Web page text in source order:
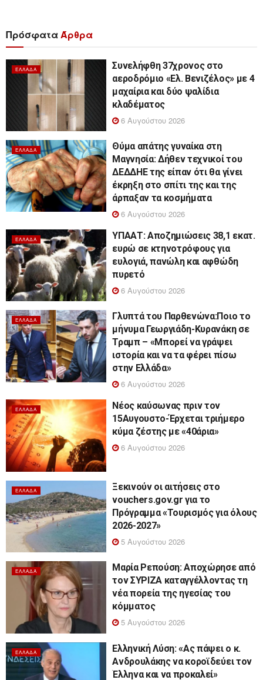
Πρόσφατα Άρθρα
ΕΛΛΆΔΑ
Συνελήφθη 37χρονος στο
αεροδρόμιο «Ελ. Βενιζέλος» με 4
μαχαίρια και δύο ψαλίδια
κλαδέματος
6 Αυγούστου 2026
ΕΛΛΆΔΑ
Θύμα απάτης γυναίκα στη
Μαγνησία: Δήθεν τεχνικοί του
ΔΕΔΔΗΕ της είπαν ότι θα γίνει
έκρηξη στο σπίτι της και της
άρπαξαν τα κοσμήματα
6 Αυγούστου 2026
ΕΛΛΆΔΑ
ΥΠΑΑΤ: Αποζημιώσεις 38,1 εκατ.
ευρώ σε κτηνοτρόφους για
ευλογιά, πανώλη και αφθώδη
πυρετό
6 Αυγούστου 2026
ΕΛΛΆΔΑ
Γλυπτά του Παρθενώνα:Ποιο το
μήνυμα Γεωργιάδη-Κυρανάκη σε
Τραμπ – «Μπορεί να γράψει
ιστορία και να τα φέρει πίσω
στην Ελλάδα»
6 Αυγούστου 2026
ΕΛΛΆΔΑ
Νέος καύσωνας πριν τον
15Αυγουστο-Έρχεται τριήμερο
κύμα ζέστης με «40άρια»
6 Αυγούστου 2026
ΕΛΛΆΔΑ
Ξεκινούν οι αιτήσεις στο
vouchers.gov.gr για το
Πρόγραμμα «Τουρισμός για όλους
2026-2027»
5 Αυγούστου 2026
ΕΛΛΆΔΑ
Μαρία Ρεπούση: Αποχώρησε από
τον ΣΥΡΙΖΑ καταγγέλλοντας τη
νέα πορεία της ηγεσίας του
κόμματος
5 Αυγούστου 2026
ΕΛΛΆΔΑ
Ελληνική Λύση: «Ας πάψει ο κ.
Ανδρουλάκης να κοροϊδεύει τον
Έλληνα και να προκαλεί»